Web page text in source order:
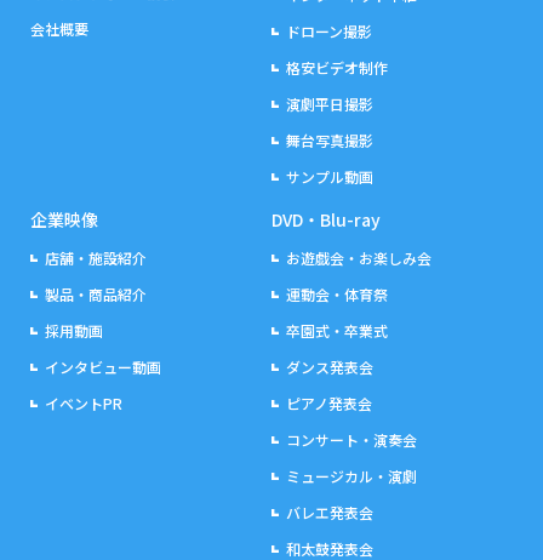
会社概要
ドローン撮影
格安ビデオ制作
演劇平日撮影
舞台写真撮影
サンプル動画
企業映像
店舗・施設紹介
製品・商品紹介
採用動画
インタビュー動画
イベントPR
DVD・Blu-ray
お遊戯会・お楽しみ会
運動会・体育祭
卒園式・卒業式
ダンス発表会
ピアノ発表会
コンサート・演奏会
ミュージカル・演劇
バレエ発表会
和太鼓発表会